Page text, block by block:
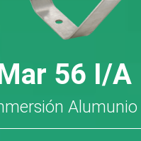
56 I/A
Alumunio